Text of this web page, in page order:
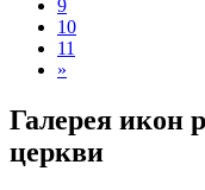
9
10
11
»
Галерея икон
церкви